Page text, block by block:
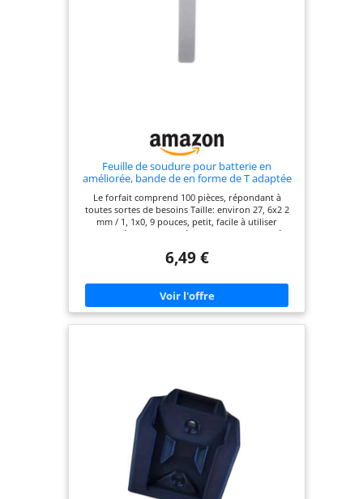
Feuille de soudure pour batterie en
améliorée, bande de en forme de T adaptée
cellules de batterie, Pack d ' outils
électriques, bande plaquée 100 pièces
Le forfait comprend 100 pièces, répondant à
toutes sortes de besoins Taille: environ 27, 6x2 2
mm / 1, 1x0, 9 pouces, petit, facile à utiliser
Fabriqué avec des matériaux de haute qualité,
soudage, tension de traction élevée et faible
telles que les batteries nickel-hydrure métallique,
les batteries lithium, les bouchons d ' oreilles, les
outils électriques, les batteries, les batteries
6,49 €